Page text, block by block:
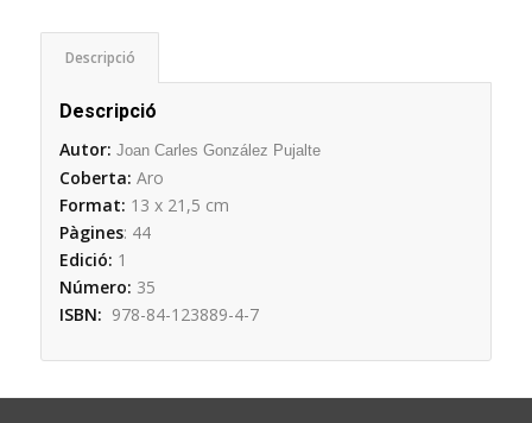
Descripció
Descripció
Autor: Joan Carles González Pujalte
Coberta: Aro
Format: 13 x 21,5 cm
Pàgines: 44
Edició: 1
Número: 35
ISBN: 978-84-123889-4-7